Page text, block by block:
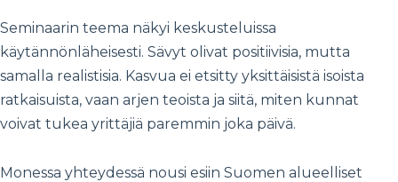
Seminaarin teema näkyi keskusteluissa
käytännönläheisesti. Sävyt olivat positiivisia, mutta
samalla realistisia. Kasvua ei etsitty yksittäisistä isoista
ratkaisuista, vaan arjen teoista ja siitä, miten kunnat
voivat tukea yrittäjiä paremmin joka päivä.
Monessa yhteydessä nousi esiin Suomen alueelliset